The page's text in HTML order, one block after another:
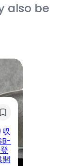
also be
収
開